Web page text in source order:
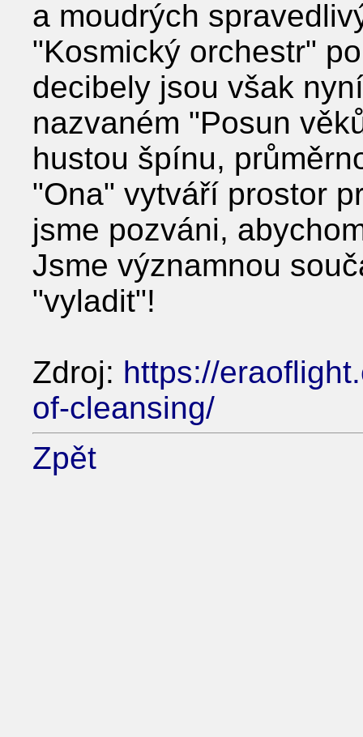
a moudrých
"Kosmický orchestr"
decibely jsou však
nazvaném "Posun
hustou špínu,
"Ona" vytváří prostor
jsme pozváni,
Jsme významnou
"vyladit"!
Zdroj: https://
of-cleansing/
Zpět